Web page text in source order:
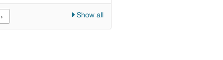
Show all
›